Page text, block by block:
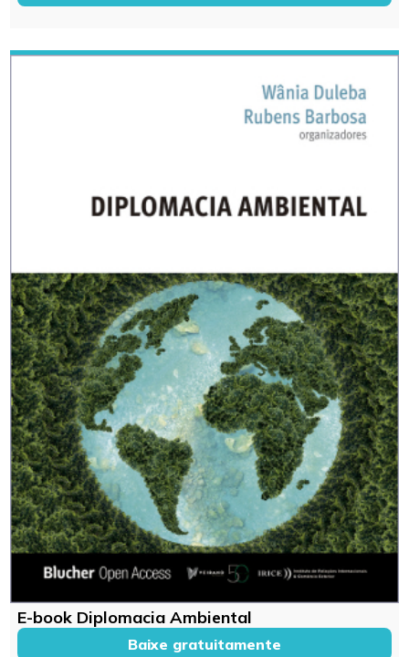
E-book Diplomacia Ambiental
Baixe gratuitamente